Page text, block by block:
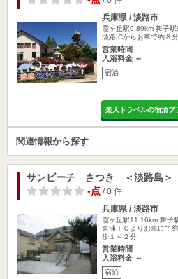
兵庫県 / 淡路市
霞ヶ丘駅9.89km 舞子
淡路ICからお車で約８
営業時間
入浴料金 ～
宿泊
楽天トラベルの宿泊プ
関連情報から探す
サンビーチ さつき ＜淡路島＞
-点/ 0 件
兵庫県 / 淡路市
霞ヶ丘駅11.16km 舞子
東浦ＩＣよりお車にて
歩１～２分
営業時間
入浴料金 ～
宿泊